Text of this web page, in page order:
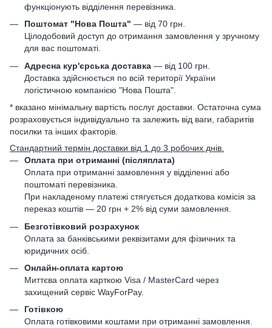
функціонують відділення перевізника.
Поштомат "Нова Пошта" — від 70 грн.
Цілодобовий доступ до отримання замовлення у зручному
для вас поштоматі.
Адресна кур'єрська доставка — від 100 грн.
Доставка здійснюється по всій території України
логістичною компанією "Нова Пошта".
* вказано мінімальну вартість послуг доставки. Остаточна сума
розраховується індивідуально та залежить від ваги, габаритів
посилки та інших факторів.
Стандартний термін доставки від 1 до 3 робочих днів.
Оплата при отриманні (післяплата)
Оплата при отриманні замовлення у відділенні або
поштоматі перевізника.
При накладеному платежі стягується додаткова комісія за
переказ коштів — 20 грн + 2% від суми замовлення.
Безготівковий розрахунок
Оплата за банківськими реквізитами для фізичних та
юридичних осіб.
Онлайн-оплата картою
Миттєва оплата карткою Visa / MasterCard через
захищений сервіс WayForPay.
Готівкою
Оплата готівковими коштами при отриманні замовлення.